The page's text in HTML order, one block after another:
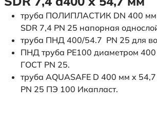
труба ПОЛИПЛАСТИК DN 400 мм
SDR 7,4 PN 25 напорная
труба ПНД 400/54.7 PN 25 для
ПНД труба PE100 диаметром
ГОСТ PN 25.
труба AQUASAFE D 400 мм x
PN 25 ПЭ 100 Икапласт.